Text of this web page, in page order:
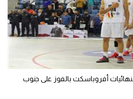
أفروباسكت بالفوز على جنوب